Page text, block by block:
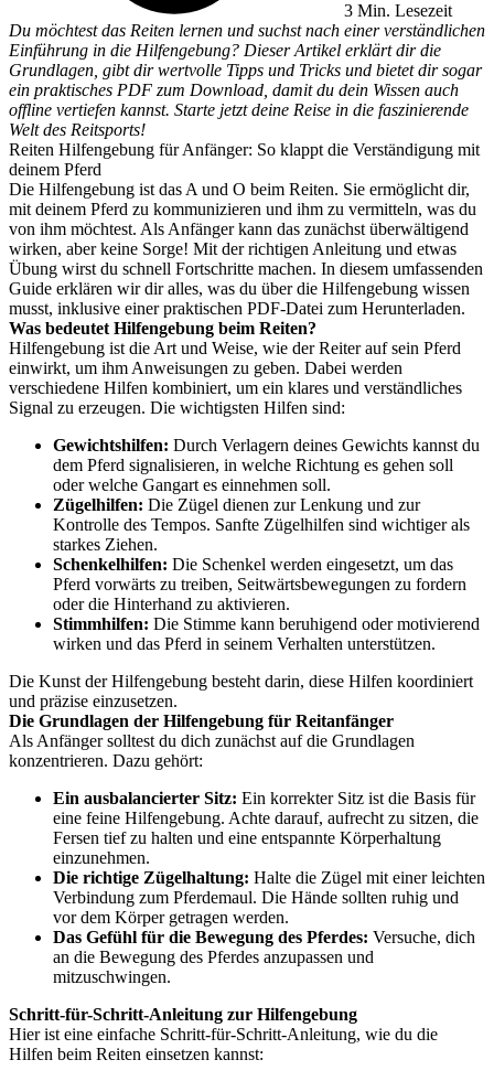
3 Min. Lesezeit
Du möchtest das Reiten lernen und suchst nach einer verständlichen
Einführung in die Hilfengebung? Dieser Artikel erklärt dir die
Grundlagen, gibt dir wertvolle Tipps und Tricks und bietet dir sogar
ein praktisches PDF zum Download, damit du dein Wissen auch
offline vertiefen kannst. Starte jetzt deine Reise in die faszinierende
Welt des Reitsports!
Reiten Hilfengebung für Anfänger: So klappt die Verständigung mit
deinem Pferd
Die Hilfengebung ist das A und O beim Reiten. Sie ermöglicht dir,
mit deinem Pferd zu kommunizieren und ihm zu vermitteln, was du
von ihm möchtest. Als Anfänger kann das zunächst überwältigend
wirken, aber keine Sorge! Mit der richtigen Anleitung und etwas
Übung wirst du schnell Fortschritte machen. In diesem umfassenden
Guide erklären wir dir alles, was du über die Hilfengebung wissen
musst, inklusive einer praktischen PDF-Datei zum Herunterladen.
Was bedeutet Hilfengebung beim Reiten?
Hilfengebung ist die Art und Weise, wie der Reiter auf sein Pferd
einwirkt, um ihm Anweisungen zu geben. Dabei werden
verschiedene Hilfen kombiniert, um ein klares und verständliches
Signal zu erzeugen. Die wichtigsten Hilfen sind:
Gewichtshilfen: Durch Verlagern deines Gewichts kannst du
dem Pferd signalisieren, in welche Richtung es gehen soll
oder welche Gangart es einnehmen soll.
Zügelhilfen: Die Zügel dienen zur Lenkung und zur
Kontrolle des Tempos. Sanfte Zügelhilfen sind wichtiger als
starkes Ziehen.
Schenkelhilfen: Die Schenkel werden eingesetzt, um das
Pferd vorwärts zu treiben, Seitwärtsbewegungen zu fordern
oder die Hinterhand zu aktivieren.
Stimmhilfen: Die Stimme kann beruhigend oder motivierend
wirken und das Pferd in seinem Verhalten unterstützen.
Die Kunst der Hilfengebung besteht darin, diese Hilfen koordiniert
und präzise einzusetzen.
Die Grundlagen der Hilfengebung für Reitanfänger
Als Anfänger solltest du dich zunächst auf die Grundlagen
konzentrieren. Dazu gehört:
Ein ausbalancierter Sitz: Ein korrekter Sitz ist die Basis für
eine feine Hilfengebung. Achte darauf, aufrecht zu sitzen, die
Fersen tief zu halten und eine entspannte Körperhaltung
einzunehmen.
Die richtige Zügelhaltung: Halte die Zügel mit einer leichten
Verbindung zum Pferdemaul. Die Hände sollten ruhig und
vor dem Körper getragen werden.
Das Gefühl für die Bewegung des Pferdes: Versuche, dich
an die Bewegung des Pferdes anzupassen und
mitzuschwingen.
Schritt-für-Schritt-Anleitung zur Hilfengebung
Hier ist eine einfache Schritt-für-Schritt-Anleitung, wie du die
Hilfen beim Reiten einsetzen kannst: